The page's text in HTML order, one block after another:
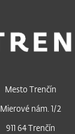
Mesto Trenčín
Mierové nám. 1/2
911 64 Trenčín